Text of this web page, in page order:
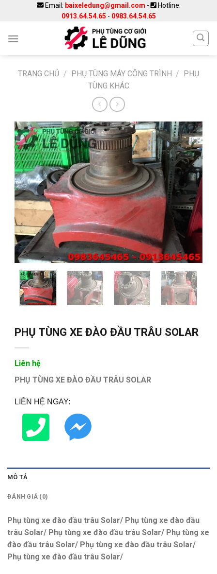
Email: baixeledung@gmail.com -
Hotline:
0913.64.54.65 - 0983.64.54.65
TRANG CHỦ / PHỤ TÙNG MÁY CÔNG TRÌNH / PHỤ
TÙNG KHÁC
PHỤ TÙNG XE ĐÀO ĐẦU TRÂU SOLAR
Liên hệ
PHỤ TÙNG XE ĐÀO ĐẦU TRÂU SOLAR
LIÊN HỆ NGAY:
MÔ TẢ
ĐÁNH GIÁ (0)
Phụ tùng xe đào đầu trâu Solar/ Phụ tùng xe đào đầu
trâu Solar/ Phụ tùng xe đào đầu trâu Solar/ Phụ tùng xe
đào đầu trâu Solar/ Phụ tùng xe đào đầu trâu Solar/
Phụ tùng xe đào đầu trâu Solar/